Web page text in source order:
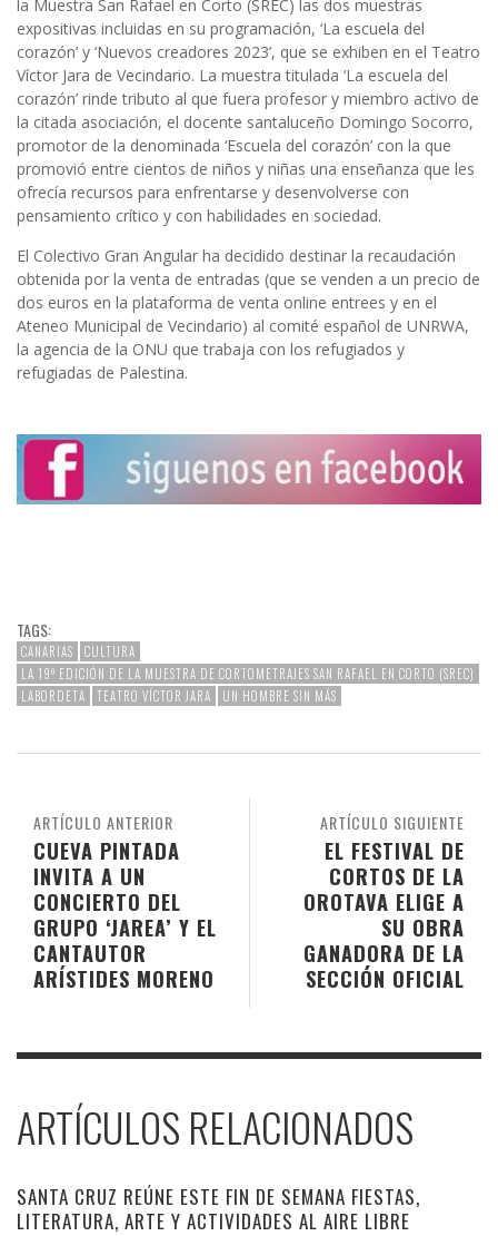
la Muestra San Rafael en Corto (SREC) las dos muestras
expositivas incluidas en su programación, ‘La escuela del
corazón’ y ‘Nuevos creadores 2023’, que se exhiben en el Teatro
Víctor Jara de Vecindario. La muestra titulada ‘La escuela del
corazón’ rinde tributo al que fuera profesor y miembro activo de
la citada asociación, el docente santaluceño Domingo Socorro,
promotor de la denominada ‘Escuela del corazón’ con la que
promovió entre cientos de niños y niñas una enseñanza que les
ofrecía recursos para enfrentarse y desenvolverse con
pensamiento crítico y con habilidades en sociedad.
El Colectivo Gran Angular ha decidido destinar la recaudación
obtenida por la venta de entradas (que se venden a un precio de
dos euros en la plataforma de venta online entrees y en el
Ateneo Municipal de Vecindario) al comité español de UNRWA,
la agencia de la ONU que trabaja con los refugiados y
refugiadas de Palestina.
TAGS:
CANARIAS
CULTURA
LA 19º EDICIÓN DE LA MUESTRA DE CORTOMETRAJES SAN RAFAEL EN CORTO (SREC)
LABORDETA
TEATRO VÍCTOR JARA UN HOMBRE SIN MÁS
ARTÍCULO SIGUIENTE
EL FESTIVAL DE
CORTOS DE LA
OROTAVA ELIGE A
SU OBRA
GANADORA DE LA
SECCIÓN OFICIAL
ARTÍCULO ANTERIOR
CUEVA PINTADA
INVITA A UN
CONCIERTO DEL
GRUPO ‘JAREA’ Y EL
CANTAUTOR
ARÍSTIDES MORENO
ARTÍCULOS RELACIONADOS
SANTA CRUZ REÚNE ESTE FIN DE SEMANA FIESTAS,
LITERATURA, ARTE Y ACTIVIDADES AL AIRE LIBRE